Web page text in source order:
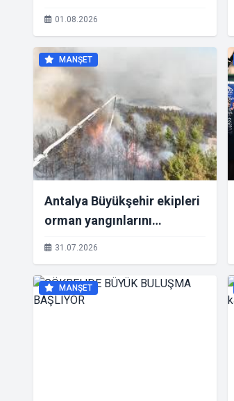
Osmanlı Türk Mutfağı
01.08.2026
MANŞET
Antalya Büyükşehir ekipleri
orman yangınlarını
söndürme çalışmalarına
31.07.2026
MANŞET